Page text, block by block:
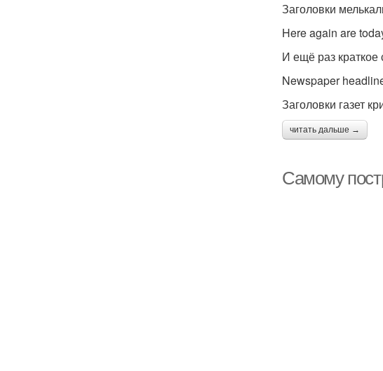
Заголовки
Here again are
И ещё раз краткое
Newspaper
Заголовки газет
читать дальше →
Самому